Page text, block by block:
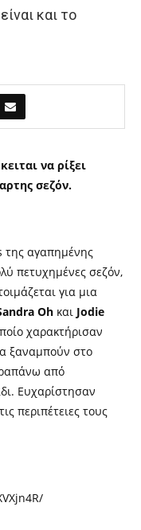
και το
να ρίξει
σεζόν.
της αγαπημένης
πετυχημένες σεζόν,
για μια
Oh και Jodie
χαρακτήρισαν
ξαναμπούν στο
από
Ευχαρίστησαν
περιπέτειες τους